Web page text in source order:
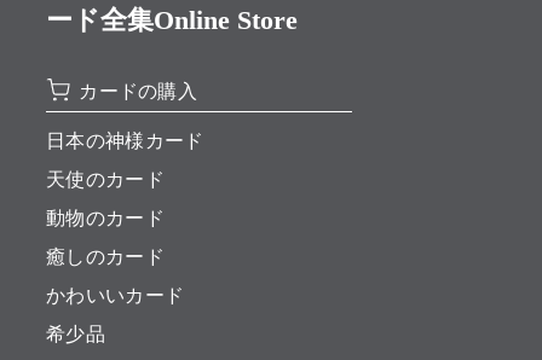
ード全集Online Store
カードの購入
日本の神様カード
天使のカード
動物のカード
癒しのカード
かわいいカード
希少品